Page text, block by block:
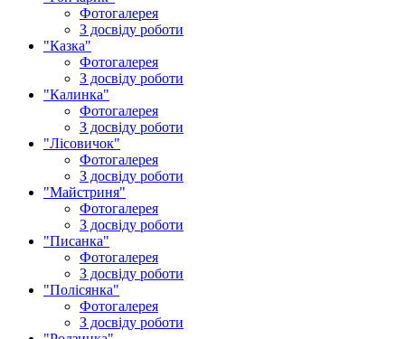
Фотогалерея
З досвіду роботи
"Казка"
Фотогалерея
З досвіду роботи
"Калинка"
Фотогалерея
З досвіду роботи
"Лісовичок"
Фотогалерея
З досвіду роботи
"Майстриня"
Фотогалерея
З досвіду роботи
"Писанка"
Фотогалерея
З досвіду роботи
"Полісянка"
Фотогалерея
З досвіду роботи